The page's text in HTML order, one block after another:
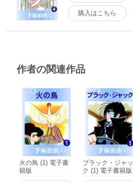
購入はこちら
作者の関連作品
火の鳥 (1) 電子書
籍版
ブラック・ジャッ
ク (1) 電子書籍版